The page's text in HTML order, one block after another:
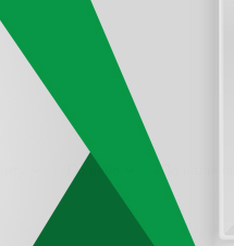
По цене По наличию